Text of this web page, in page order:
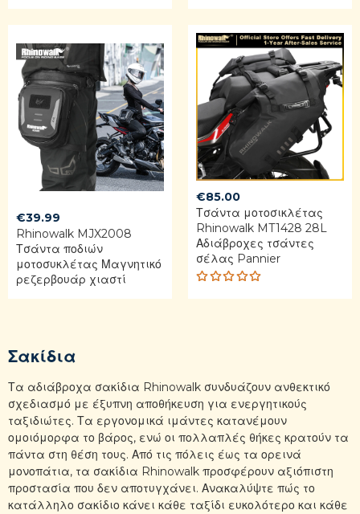
Rated
4.00
out of
5
€39.99
Rhinowalk MJX2008
Τσάντα ποδιών
μοτοσυκλέτας Μαγνητικό
ρεζερβουάρ χιαστί
€85.00
Τσάντα μοτοσικλέτας
Rhinowalk MT1428 28L
Αδιάβροχες τσάντες
σέλας Pannier
Rated
Σακίδια
Τα αδιάβροχα σακίδια Rhinowalk συνδυάζουν ανθεκτικό
σχεδιασμό με έξυπνη αποθήκευση για ενεργητικούς
ταξιδιώτες. Τα εργονομικά ιμάντες κατανέμουν
ομοιόμορφα το βάρος, ενώ οι πολλαπλές θήκες κρατούν τα
πάντα στη θέση τους. Από τις πόλεις έως τα ορεινά
μονοπάτια, τα σακίδια Rhinowalk προσφέρουν αξιόπιστη
προστασία που δεν αποτυγχάνει. Ανακαλύψτε πώς το
κατάλληλο σακίδιο κάνει κάθε ταξίδι ευκολότερο και κάθε